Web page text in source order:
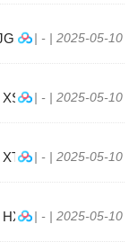
| - | 2025-05-10
| - | 2025-05-10
XT | - | 2025-05-10
HX. | - | 2025-05-10